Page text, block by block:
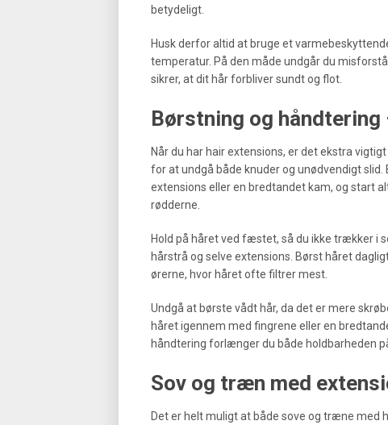
betydeligt.
Husk derfor altid at bruge et
temperatur. På den måde undgår du
sikrer, at dit hår forbliver sundt og flot.
Børstning og håndtering
Når du har hair extensions, er det ekstra
for at undgå både knuder og unødvendigt
extensions eller en bredtandet kam, og start
rødderne.
Hold på håret ved fæstet, så du ikke trækker i
hårstrå og selve extensions. Børst håret
ørerne, hvor håret ofte filtrer mest.
Undgå at børste vådt hår, da det er mere
håret igennem med fingrene eller en
håndtering forlænger du både holdbarheden
Sov og træn med
Det er helt muligt at både sove og træne med